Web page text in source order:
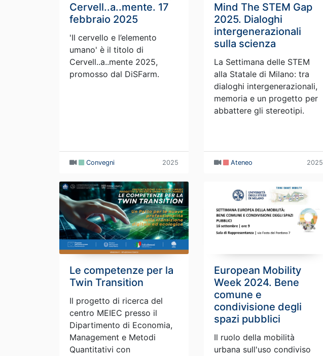
Cervell..a..mente. 17
febbraio 2025
'Il cervello e l’elemento
umano' è il titolo di
Cervell..a..mente 2025,
promosso dal DiSFarm.
Convegni 2025
Mind The STEM Gap
2025. Dialoghi
intergenerazionali
sulla scienza
La Settimana delle STEM
alla Statale di Milano: tra
dialoghi intergenerazionali,
memoria e un progetto per
abbattere gli stereotipi.
Ateneo 2025
Le competenze per la
Twin Transition
Il progetto di ricerca del
centro MEIEC presso il
Dipartimento di Economia,
Management e Metodi
Quantitativi con
European Mobility
Week 2024. Bene
comune e
condivisione degli
spazi pubblici
Il ruolo della mobilità
urbana sull'uso condiviso